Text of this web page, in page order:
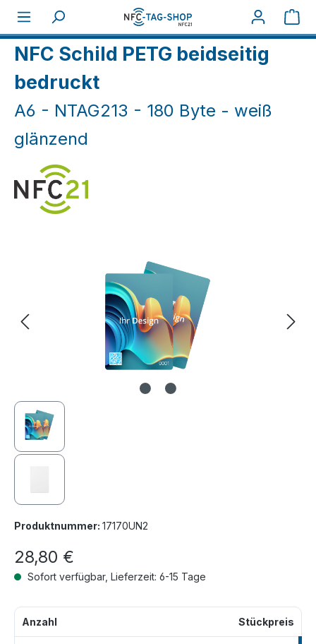
Zum Hauptinhalt springen
NFC Schilder
NFC Schild PETG beidseitig
bedruckt
A6 - NTAG213 - 180 Byte - weiß
glänzend
Produktnummer: 17170UN2
28,80 €
Sofort verfügbar, Lieferzeit: 6-15 Tage
Anzahl Stückpreis